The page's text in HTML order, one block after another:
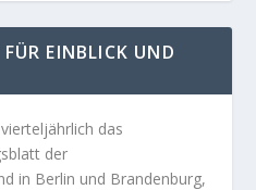
EINBLICK UND
das
der
in Berlin und Brandenburg,